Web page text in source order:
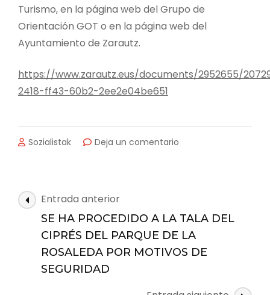
Turismo, en la página web del Grupo de
Orientación GOT o en la página web del
Ayuntamiento de Zarautz.
https://www.zarautz.eus/documents/2952655/
2418-ff43-60b2-2ee2e04be651
Sozialistak Deja un comentario
INSTALADO
UN
ITINERARIO
PERMANENTE
Navegación
de
entradas
Entrada anterior
SE HA PROCEDIDO A LA TALA DEL
CIPRÉS DEL PARQUE DE LA
ROSALEDA POR MOTIVOS DE
SEGURIDAD